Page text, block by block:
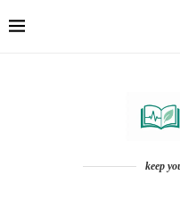
keep